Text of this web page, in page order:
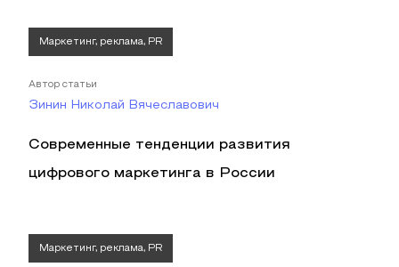
Маркетинг, реклама, PR
Автор статьи
Зинин Николай Вячеславович
Современные тенденции развития
цифрового маркетинга в России
Маркетинг, реклама, PR